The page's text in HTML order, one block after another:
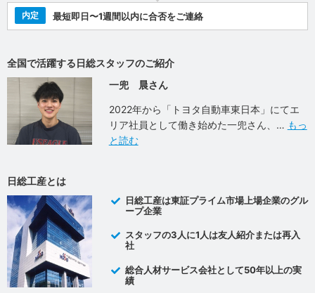
内定 最短即日〜1週間以内に合否をご連絡
全国で活躍する日総スタッフのご紹介
一兜 晨さん
2022年から「トヨタ自動車東日本」にてエ
リア社員として働き始めた一兜さん、
もっ
と読む
日総工産とは
日総工産は東証プライム市場上場企業のグル
ープ企業
スタッフの3人に1人は友人紹介または再入
社
総合人材サービス会社として50年以上の実
績